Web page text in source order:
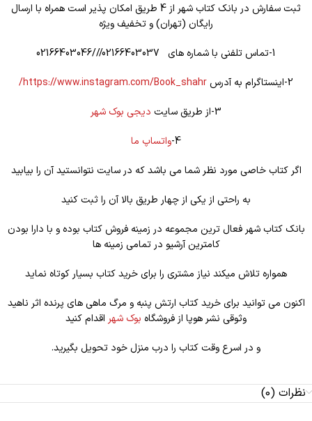
ثبت سفارش در بانک کتاب شهر از 4 طریق امکان پذیر است همراه با ارسال
رایگان (تهران) و تخفیف ویژه
1-تماس تلفنی با شماره های 02166403037///02166403046
2-اینستاگرام به آدرس
https://www.instagram.com/Book_shahr/
3-از طریق سایت
دیجی بوک شهر
4- واتساپ ما
اگر کتاب خاصی مورد نظر شما می باشد که در سایت نتوانستید آن را بیابید
به راحتی از یکی از چهار طریق بالا آن را ثبت کنید
بانک کتاب شهر فعال ترین مجموعه در زمینه فروش کتاب بوده و با دارا بودن
کامترین آرشیو در تمامی زمینه ها
همواره تلاش میکند نیاز مشتری را برای خرید کتاب بسیار کوتاه نماید
اکنون می توانید برای خرید کتاب ارتش پنبه و مرگ ماهی های پرنده اثر ناهید
وثوقی نشر هوپا از فروشگاه بوک شهر اقدام کنید
و در اسرع وقت کتاب را درب منزل خود تحویل بگیرید.
نظرات (0)